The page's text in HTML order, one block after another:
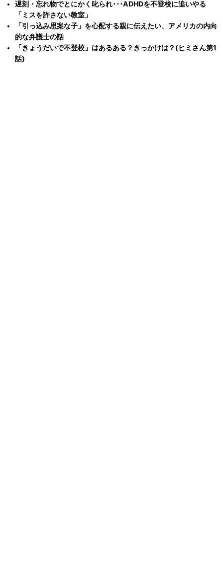
遅刻・忘れ物でとにかく叱られ･･･ADHDを不登校に追いやる
「ミスを許さない教室」
「引っ込み思案な子」を心配する親に伝えたい、アメリカの内向
的な弁護士の話
「きょうだいで不登校」はあるある？きっかけは？(ヒミさん第1
話)